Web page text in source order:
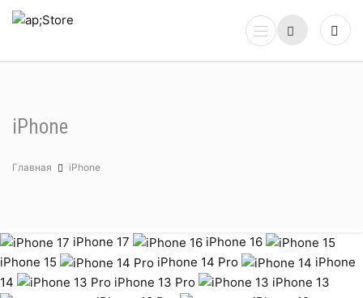
iPhone
Главная iPhone
iPhone 17
iPhone 16
iPhone 15
iPhone 14 Pro
iPhone
14
iPhone 13 Pro
iPhone 13